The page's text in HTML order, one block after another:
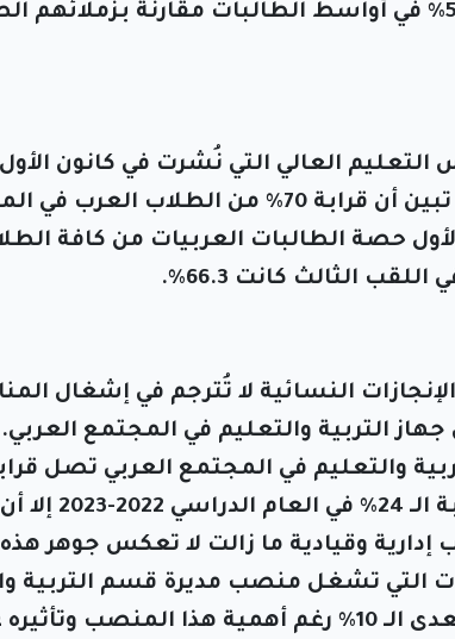
الأكاديمية 2022-2023 تبين أن قرابة 70%
النسائية لا تُترجم في إشغال
التربية والتعليم في المجتمع
المعلمين
إدارية وقيادية ما زالت لا تعكس جوهر هذه
التي تشغل منصب مديرة قسم التربية
المحلية العربية لا تتعدى الـ 10% رغم أهمية هذا